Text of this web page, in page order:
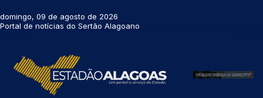
domingo, 09 de agosto de 2026
Portal de notícias do Sertão Alagoano